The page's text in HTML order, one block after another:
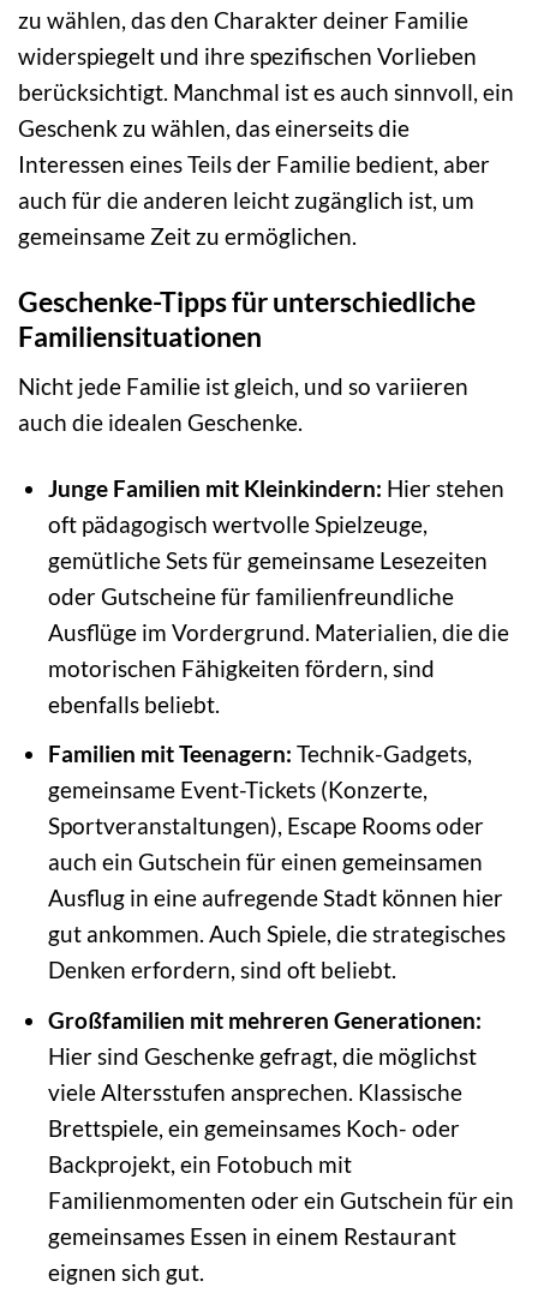
zu wählen, das den Charakter deiner Familie
widerspiegelt und ihre spezifischen Vorlieben
berücksichtigt. Manchmal ist es auch sinnvoll, ein
Geschenk zu wählen, das einerseits die
Interessen eines Teils der Familie bedient, aber
auch für die anderen leicht zugänglich ist, um
gemeinsame Zeit zu ermöglichen.
Geschenke-Tipps für unterschiedliche
Familiensituationen
Nicht jede Familie ist gleich, und so variieren
auch die idealen Geschenke.
Junge Familien mit Kleinkindern: Hier stehen
oft pädagogisch wertvolle Spielzeuge,
gemütliche Sets für gemeinsame Lesezeiten
oder Gutscheine für familienfreundliche
Ausflüge im Vordergrund. Materialien, die die
motorischen Fähigkeiten fördern, sind
ebenfalls beliebt.
Familien mit Teenagern: Technik-Gadgets,
gemeinsame Event-Tickets (Konzerte,
Sportveranstaltungen), Escape Rooms oder
auch ein Gutschein für einen gemeinsamen
Ausflug in eine aufregende Stadt können hier
gut ankommen. Auch Spiele, die strategisches
Denken erfordern, sind oft beliebt.
Großfamilien mit mehreren Generationen:
Hier sind Geschenke gefragt, die möglichst
viele Altersstufen ansprechen. Klassische
Brettspiele, ein gemeinsames Koch- oder
Backprojekt, ein Fotobuch mit
Familienmomenten oder ein Gutschein für ein
gemeinsames Essen in einem Restaurant
eignen sich gut.